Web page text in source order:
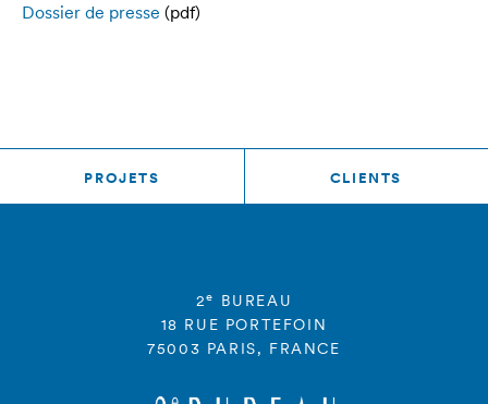
Dossier de presse (pdf)
PROJETS CLIENTS
2e
BUREAU
18 RUE PORTEFOIN
75003 PARIS, FRANCE